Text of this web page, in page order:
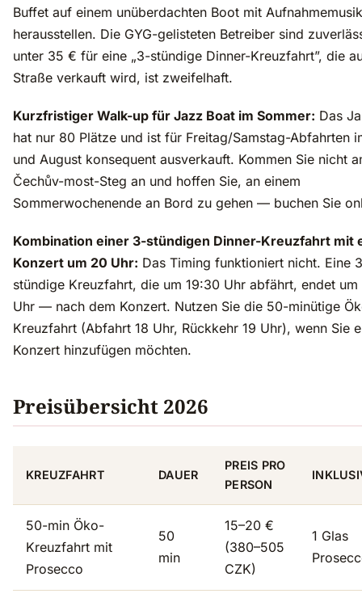
Buffet auf einem unüberdachten Boot mit Aufnahmemusik
herausstellen. Die GYG-gelisteten Betreiber sind
unter 35 € für eine „3-stündige Dinner-Kreuzfahrt”, die
Straße verkauft wird, ist zweifelhaft.
Kurzfristiger Walk-up für Jazz Boat im Sommer: Das
hat nur 80 Plätze und ist für Freitag/Samstag-Abfahrten
und August konsequent ausverkauft. Kommen Sie nicht
Čechův-most-Steg an und hoffen Sie, an einem
Sommerwochenende an Bord zu gehen — buchen Sie
Kombination einer 3-stündigen Dinner-Kreuzfahrt mit
Konzert um 20 Uhr: Das Timing funktioniert nicht. Eine
stündige Kreuzfahrt, die um 19:30 Uhr abfährt, endet
Uhr — nach dem Konzert. Nutzen Sie die 50-minütige
Kreuzfahrt (Abfahrt 18 Uhr, Rückkehr 19 Uhr), wenn Sie
Konzert hinzufügen möchten.
Preisübersicht 2026
KREUZFAHRT DAUER
PREIS PRO
PERSON
50-min Öko-
Kreuzfahrt mit
Prosecco
50
min
15–20 €
(380–505
CZK)
1 Glas